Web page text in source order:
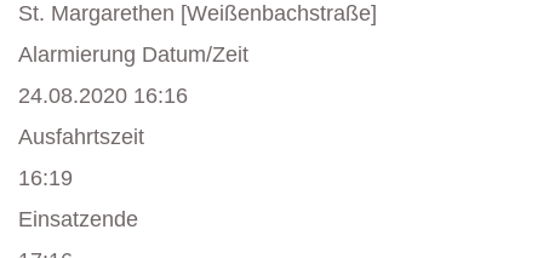
St. Margarethen [Weißenbachstraße]
Alarmierung Datum/Zeit
24.08.2020 16:16
Ausfahrtszeit
16:19
Einsatzende